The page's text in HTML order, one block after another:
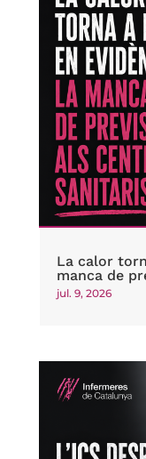
La calor
manca de
jul. 9, 2026